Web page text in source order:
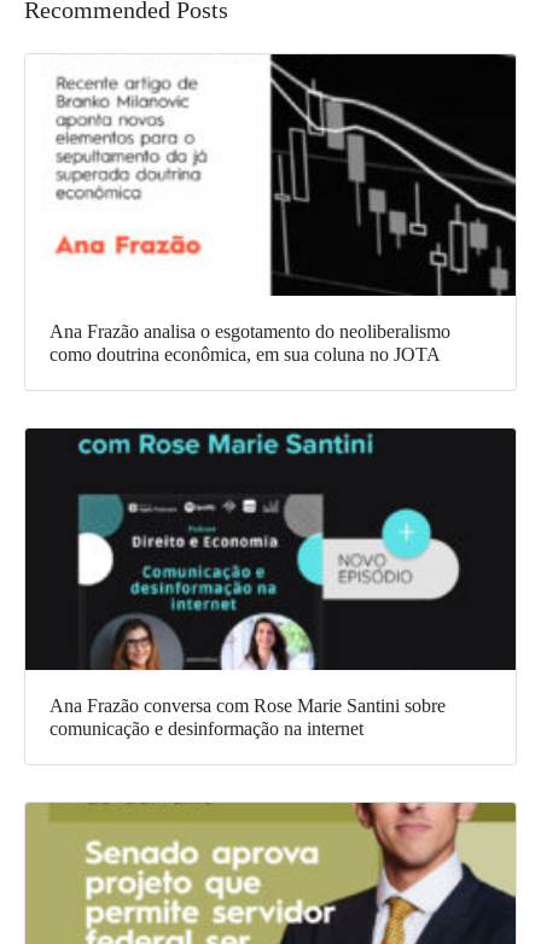
Recommended Posts
Ana Frazão analisa o esgotamento do neoliberalismo
como doutrina econômica, em sua coluna no JOTA
Ana Frazão conversa com Rose Marie Santini sobre
comunicação e desinformação na internet